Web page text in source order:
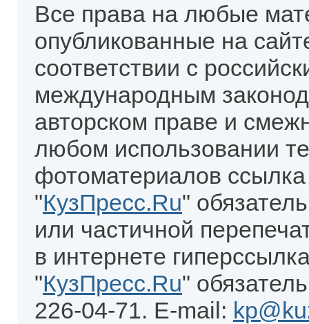
Все права на любые
опубликованные на
соответствии с
международным
авторском праве и
любом использовании
фотоматериалов
"КузПресс.Ru"
или частичной
в интернете
"КузПресс.Ru"
226-04-71. E-mail: